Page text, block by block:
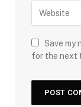
Save my
for the next